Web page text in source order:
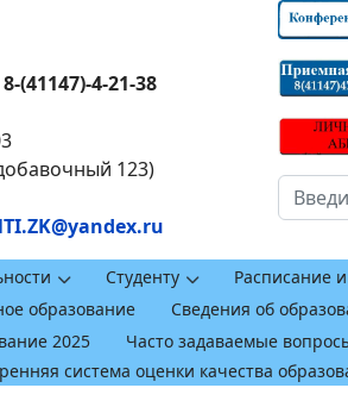
(41147)-4-21-38
123)
Поиск
Студенту
Расписание
образование
Сведения об
2025
Часто задаваемые
система оценки качества